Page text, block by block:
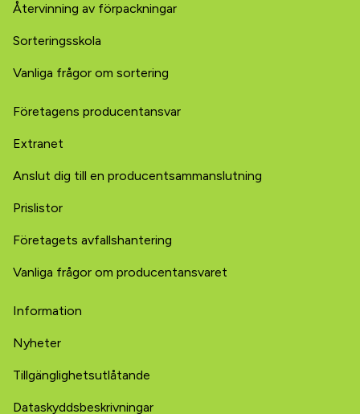
Återvinning av förpackningar
Sorteringsskola
Vanliga frågor om sortering
Företagens producentansvar
Extranet
Anslut dig till en producentsammanslutning
Prislistor
Företagets avfallshantering
Vanliga frågor om producentansvaret
Information
Nyheter
Tillgänglighetsutlåtande
Dataskyddsbeskrivningar